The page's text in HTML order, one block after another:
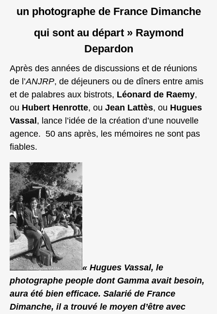
un photographe de France Dimanche
qui sont au départ » Raymond
Depardon
Après des années de discussions et de réunions
de l’ANJRP, de déjeuners ou de dîners entre amis
et de palabres aux bistrots, Léonard de Raemy,
ou Hubert Henrotte, ou Jean Lattès, ou Hugues
Vassal, lance l’idée de la création d’une nouvelle
agence. 50 ans après, les mémoires ne sont pas
fiables.
« Hugues Vassal, le
photographe people dont Gamma avait besoin,
aura été bien efficace. Salarié de France
Dimanche, il a trouvé le moyen d’être avec